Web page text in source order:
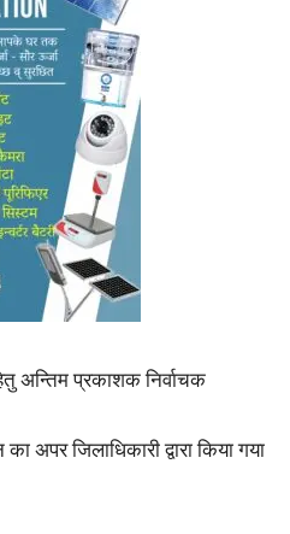
अन्तिम प्रकाशक निर्वाचक
अपर जिलाधिकारी द्वारा किया गया